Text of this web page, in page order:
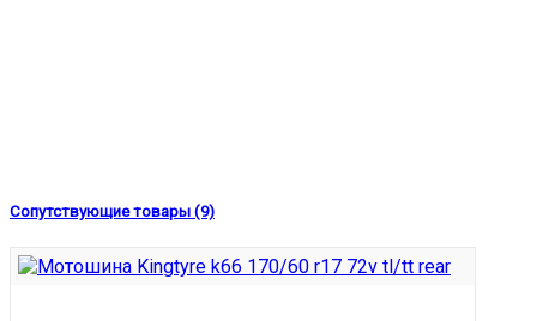
Сопутствующие товары (9)